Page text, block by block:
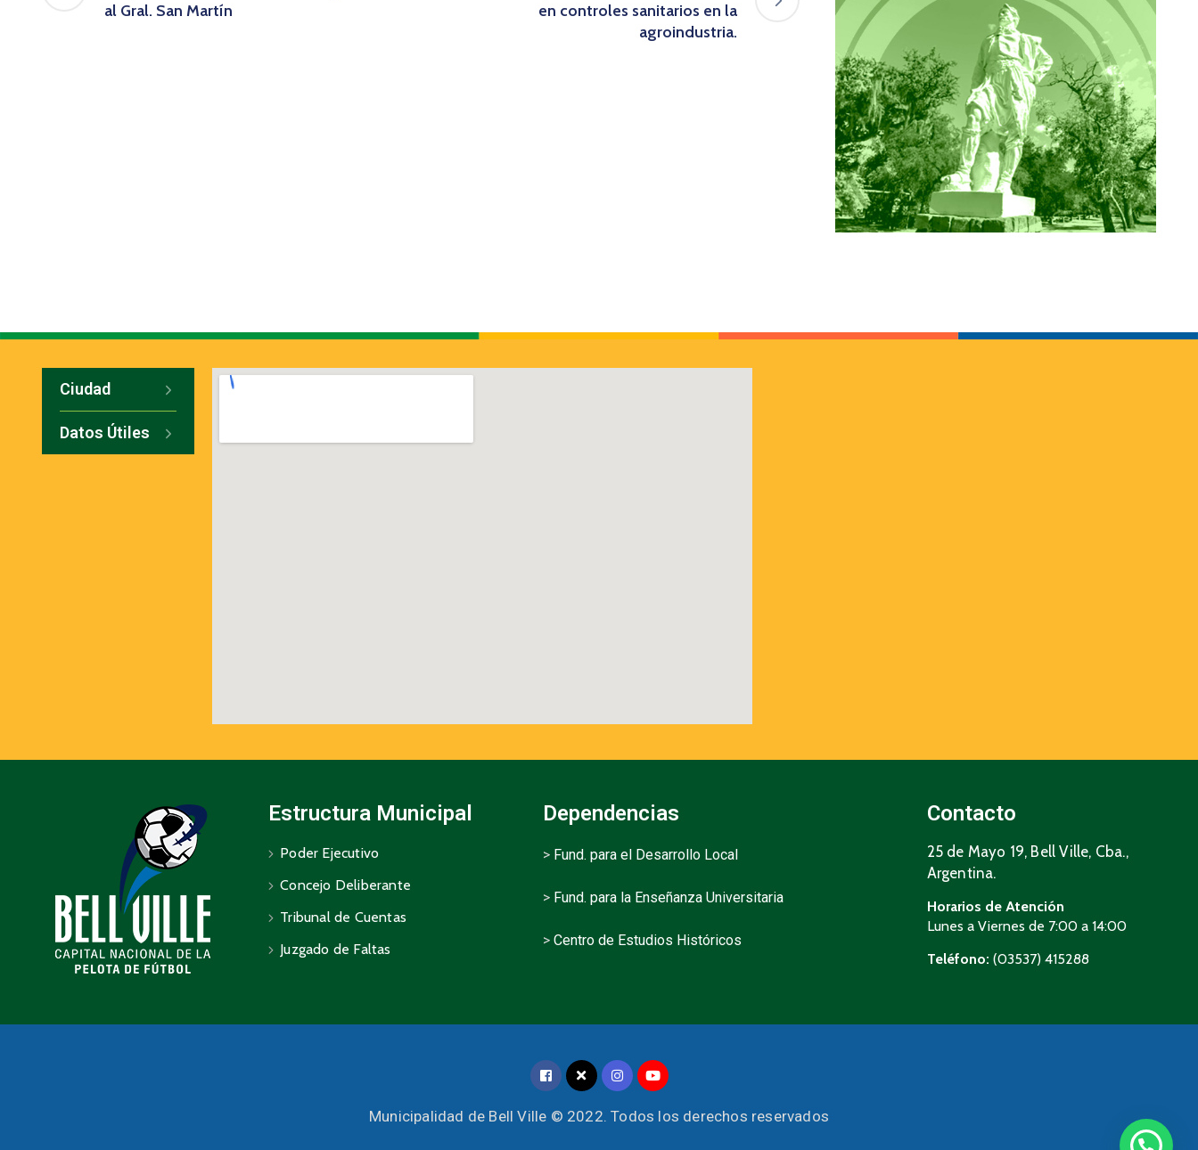
al Gral. San Martín
en controles sanitarios en la
agroindustria.
Ciudad
Datos Útiles
Estructura Municipal
Poder Ejecutivo
Concejo Deliberante
Tribunal de Cuentas
Juzgado de Faltas
Dependencias
> Fund. para el Desarrollo Local
> Fund. para la Enseñanza Universitaria
> Centro de Estudios Históricos
Contacto
25 de Mayo 19, Bell Ville, Cba.,
Argentina.
Horarios de Atención
Lunes a Viernes de 7:00 a 14:00
Teléfono: (03537) 415288
Municipalidad de Bell Ville © 2022. Todos los derechos reservados